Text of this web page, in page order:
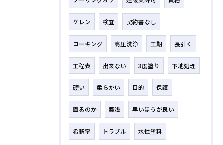
ケレン 検査 契約書なし
コーキング 高圧洗浄 工期 長引く
工程表 出来ない 3度塗り 下地処理
硬い 柔らかい 目的 保護
直るのか 築浅 早いほうが良い
希釈率 トラブル 水性塗料